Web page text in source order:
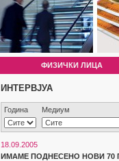
ФИЗИЧКИ ЛИЦА
ИНТЕРВЈУА
Година Медиум
18.09.2005
ИМАМЕ ПОДНЕСЕНО НОВИ 70